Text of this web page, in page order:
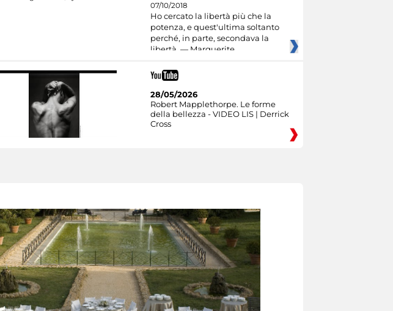
07/10/2018
Ho cercato la libertà più che la
potenza, e quest'ultima soltanto
perché, in parte, secondava la
libertà. — Marguerite
28/05/2026
Robert Mapplethorpe. Le forme
della bellezza - VIDEO LIS | Derrick
Cross